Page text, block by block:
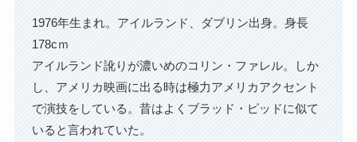
1976年生まれ。アイルランド、ダブリン出身。身長
178cｍ
アイルランド訛りが濃いめのコリン・ファレル。しか
し、アメリカ映画に出る時は極力アメリカアクセント
で演技をしている。昔はよくブラッド・ピッドに似て
いると言われていた。